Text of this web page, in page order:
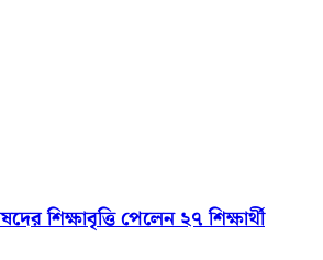
শিক্ষাবৃত্তি পেলেন ২৭ শিক্ষার্থী